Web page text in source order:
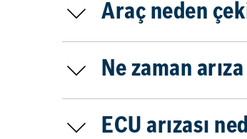
Araç neden
Ne zaman
ECU arızası